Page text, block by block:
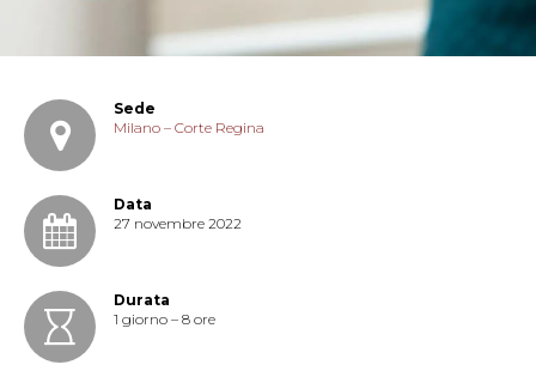
Sede
Milano – Corte Regina
Data
27 novembre 2022
Durata
1 giorno – 8 ore